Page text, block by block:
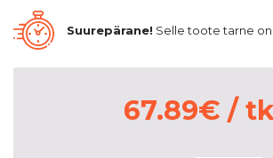
Suurepärane! Selle toote tarne on
67.89€ /